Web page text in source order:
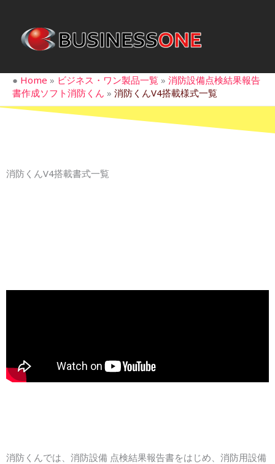
● Home » ビジネス・ワン製品一覧 » 消防設備点検結果報告
書作成ソフト消防くん » 消防くんV4搭載様式一覧
消防くんV4搭載書式一覧
消防くんでは、消防設備 点検結果報告書をはじめ、消防用設備